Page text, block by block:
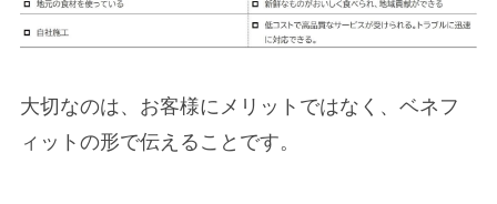
大切なのは、お客様にメリットではなく、ベネフ
ィットの形で伝えることです。